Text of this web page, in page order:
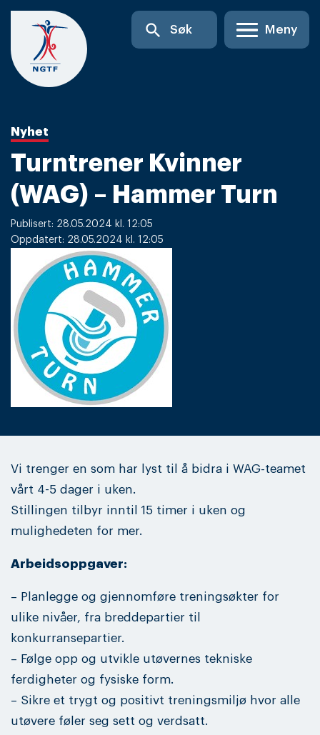
Skip
content
search Søk Meny
Nyhet
Turntrener Kvinner
(WAG) – Hammer Turn
Publisert: 28.05.2024 kl. 12:05
Oppdatert: 28.05.2024 kl. 12:05
Vi trenger en som har lyst til å bidra i WAG-teamet
vårt 4-5 dager i uken.
Stillingen tilbyr inntil 15 timer i uken og
mulighedeten for mer.
Arbeidsoppgaver:
– Planlegge og gjennomføre treningsøkter for
ulike nivåer, fra breddepartier til
konkurransepartier.
– Følge opp og utvikle utøvernes tekniske
ferdigheter og fysiske form.
– Sikre et trygt og positivt treningsmiljø hvor alle
utøvere føler seg sett og verdsatt.